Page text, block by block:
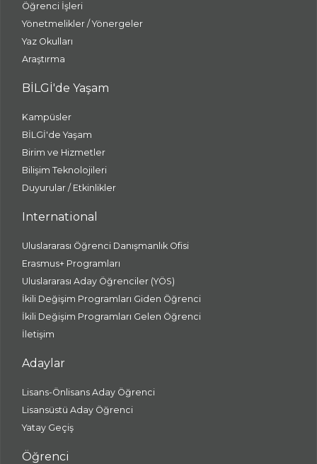
Öğrenci İşleri
Yönetmelikler / Yönergeler
Yaz Okulları
Araştırma
BİLGİ'de Yaşam
Kampüsler
BİLGİ'de Yaşam
Birim ve Hizmetler
Bilişim Teknolojileri
Duyurular / Etkinlikler
International
Uluslararası Öğrenci Danışmanlık Ofisi
Erasmus+ Programları
Uluslararası Aday Öğrenciler (YÖS)
İkili Değişim Programları Giden Öğrenci
İkili Değişim Programları Gelen Öğrenci
İletişim
Adaylar
Lisans-Önlisans Aday Öğrenci
Lisansüstü Aday Öğrenci
Yatay Geçiş
Öğrenci